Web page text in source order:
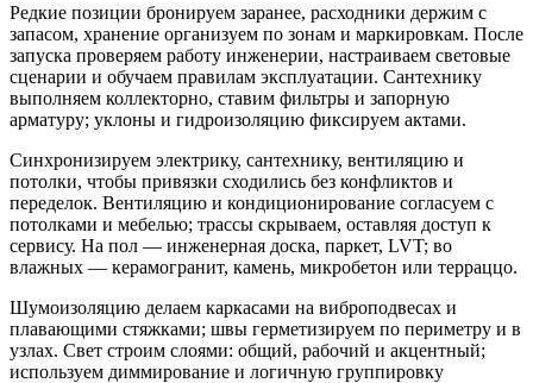
Редкие позиции бронируем заранее, расходники держим с
запасом, хранение организуем по зонам и маркировкам. После
запуска проверяем работу инженерии, настраиваем световые
сценарии и обучаем правилам эксплуатации. Сантехнику
выполняем коллекторно, ставим фильтры и запорную
арматуру; уклоны и гидроизоляцию фиксируем актами.
Синхронизируем электрику, сантехнику, вентиляцию и
потолки, чтобы привязки сходились без конфликтов и
переделок. Вентиляцию и кондиционирование согласуем с
потолками и мебелью; трассы скрываем, оставляя доступ к
сервису. На пол — инженерная доска, паркет, LVT; во
влажных — керамогранит, камень, микробетон или терраццо.
Шумоизоляцию делаем каркасами на виброподвесах и
плавающими стяжками; швы герметизируем по периметру и в
узлах. Свет строим слоями: общий, рабочий и акцентный;
используем диммирование и логичную группировку